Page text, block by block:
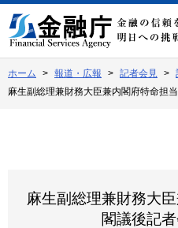
文
へ
動
ホーム 報道・広報 記者会見
麻生副総理兼財務大臣兼内閣府特命担
麻生副総理兼財務大
閣議後記